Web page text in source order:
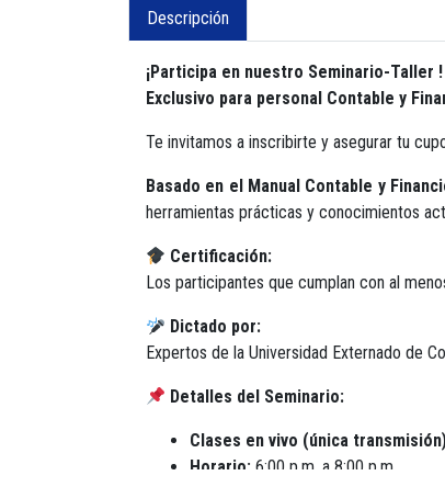
Descripción
¡Participa en nuestro Seminario-Taller !
Exclusivo para personal Contable y
Te invitamos a inscribirte y asegurar tu
Basado en el Manual Contable y
herramientas prácticas y conocimientos
Certificación:
Los participantes que cumplan con al
Dictado por:
Expertos de la Universidad Externado de
Detalles del Seminario:
Clases en vivo (única
Horario: 6:00 p.m. a 8:00 p.m.